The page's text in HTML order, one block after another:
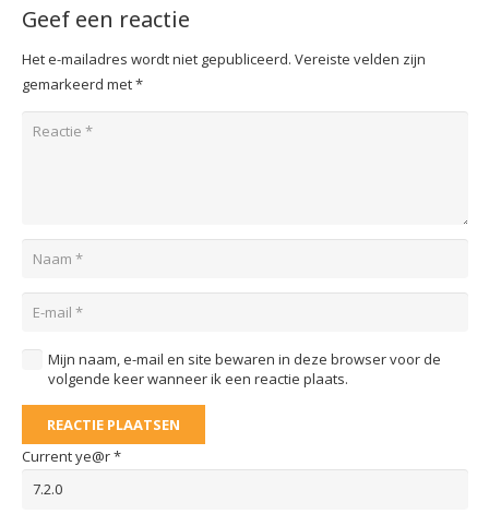
Geef een reactie
Het e-mailadres wordt niet gepubliceerd. Vereiste velden zijn
gemarkeerd met*
Mijn naam, e-mail en site bewaren in deze browser voor de
volgende keer wanneer ik een reactie plaats.
REACTIE PLAATSEN
Current ye@r*